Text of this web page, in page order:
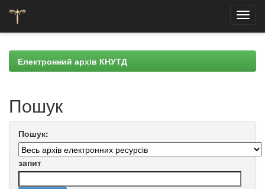
navigationЕлектронний архів КНУТД
Пошук
Пошук:
запит